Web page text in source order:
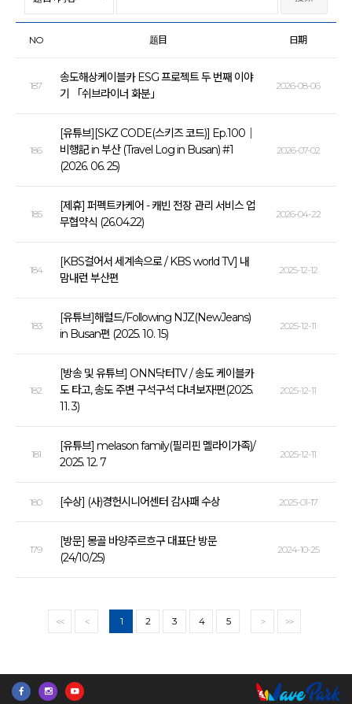
NO 题目 日期
187
송도해상케이블카 ESG 프로젝트 두 번째 이야
기 「쉬브라이너 화분」
2026-08-06
186
[유튜브][SKZ CODE(스키즈 코드)] Ep.100｜
비행記 in 부산 (Travel Log in Busan) #1
(2026. 06. 25)
2026-07-02
185
[제휴] 퍼펙트카케어 - 캐빈 전장 관리 서비스 업
무협약식 (26.04.22)
2026-04-22
184
[KBS걸어서 세계속으로 / KBS world TV] 내
맘내런 부산편
2025-12-12
183
[유튜브]해럴드/Following NJZ(NewJeans)
in Busan편 (2025. 10. 15)
2025-12-11
182
[방송 및 유튜브] ONN닥터TV / 송도 케이블카
도 타고, 송도 주변 구석구석 다녀보자!편(2025.
11. 3)
2025-12-11
181
[유튜브] melason family(필리핀 멜라이가족)/
2025. 12. 7
2025-12-11
180 [수상] (사)경헌시니어센터 감사패 수상 2025-01-17
179
[방문] 몽골 바양주르흐구 대표단 방문
(24/10/25)
2024-10-25
<< < 1 2 3 4 5 > >>